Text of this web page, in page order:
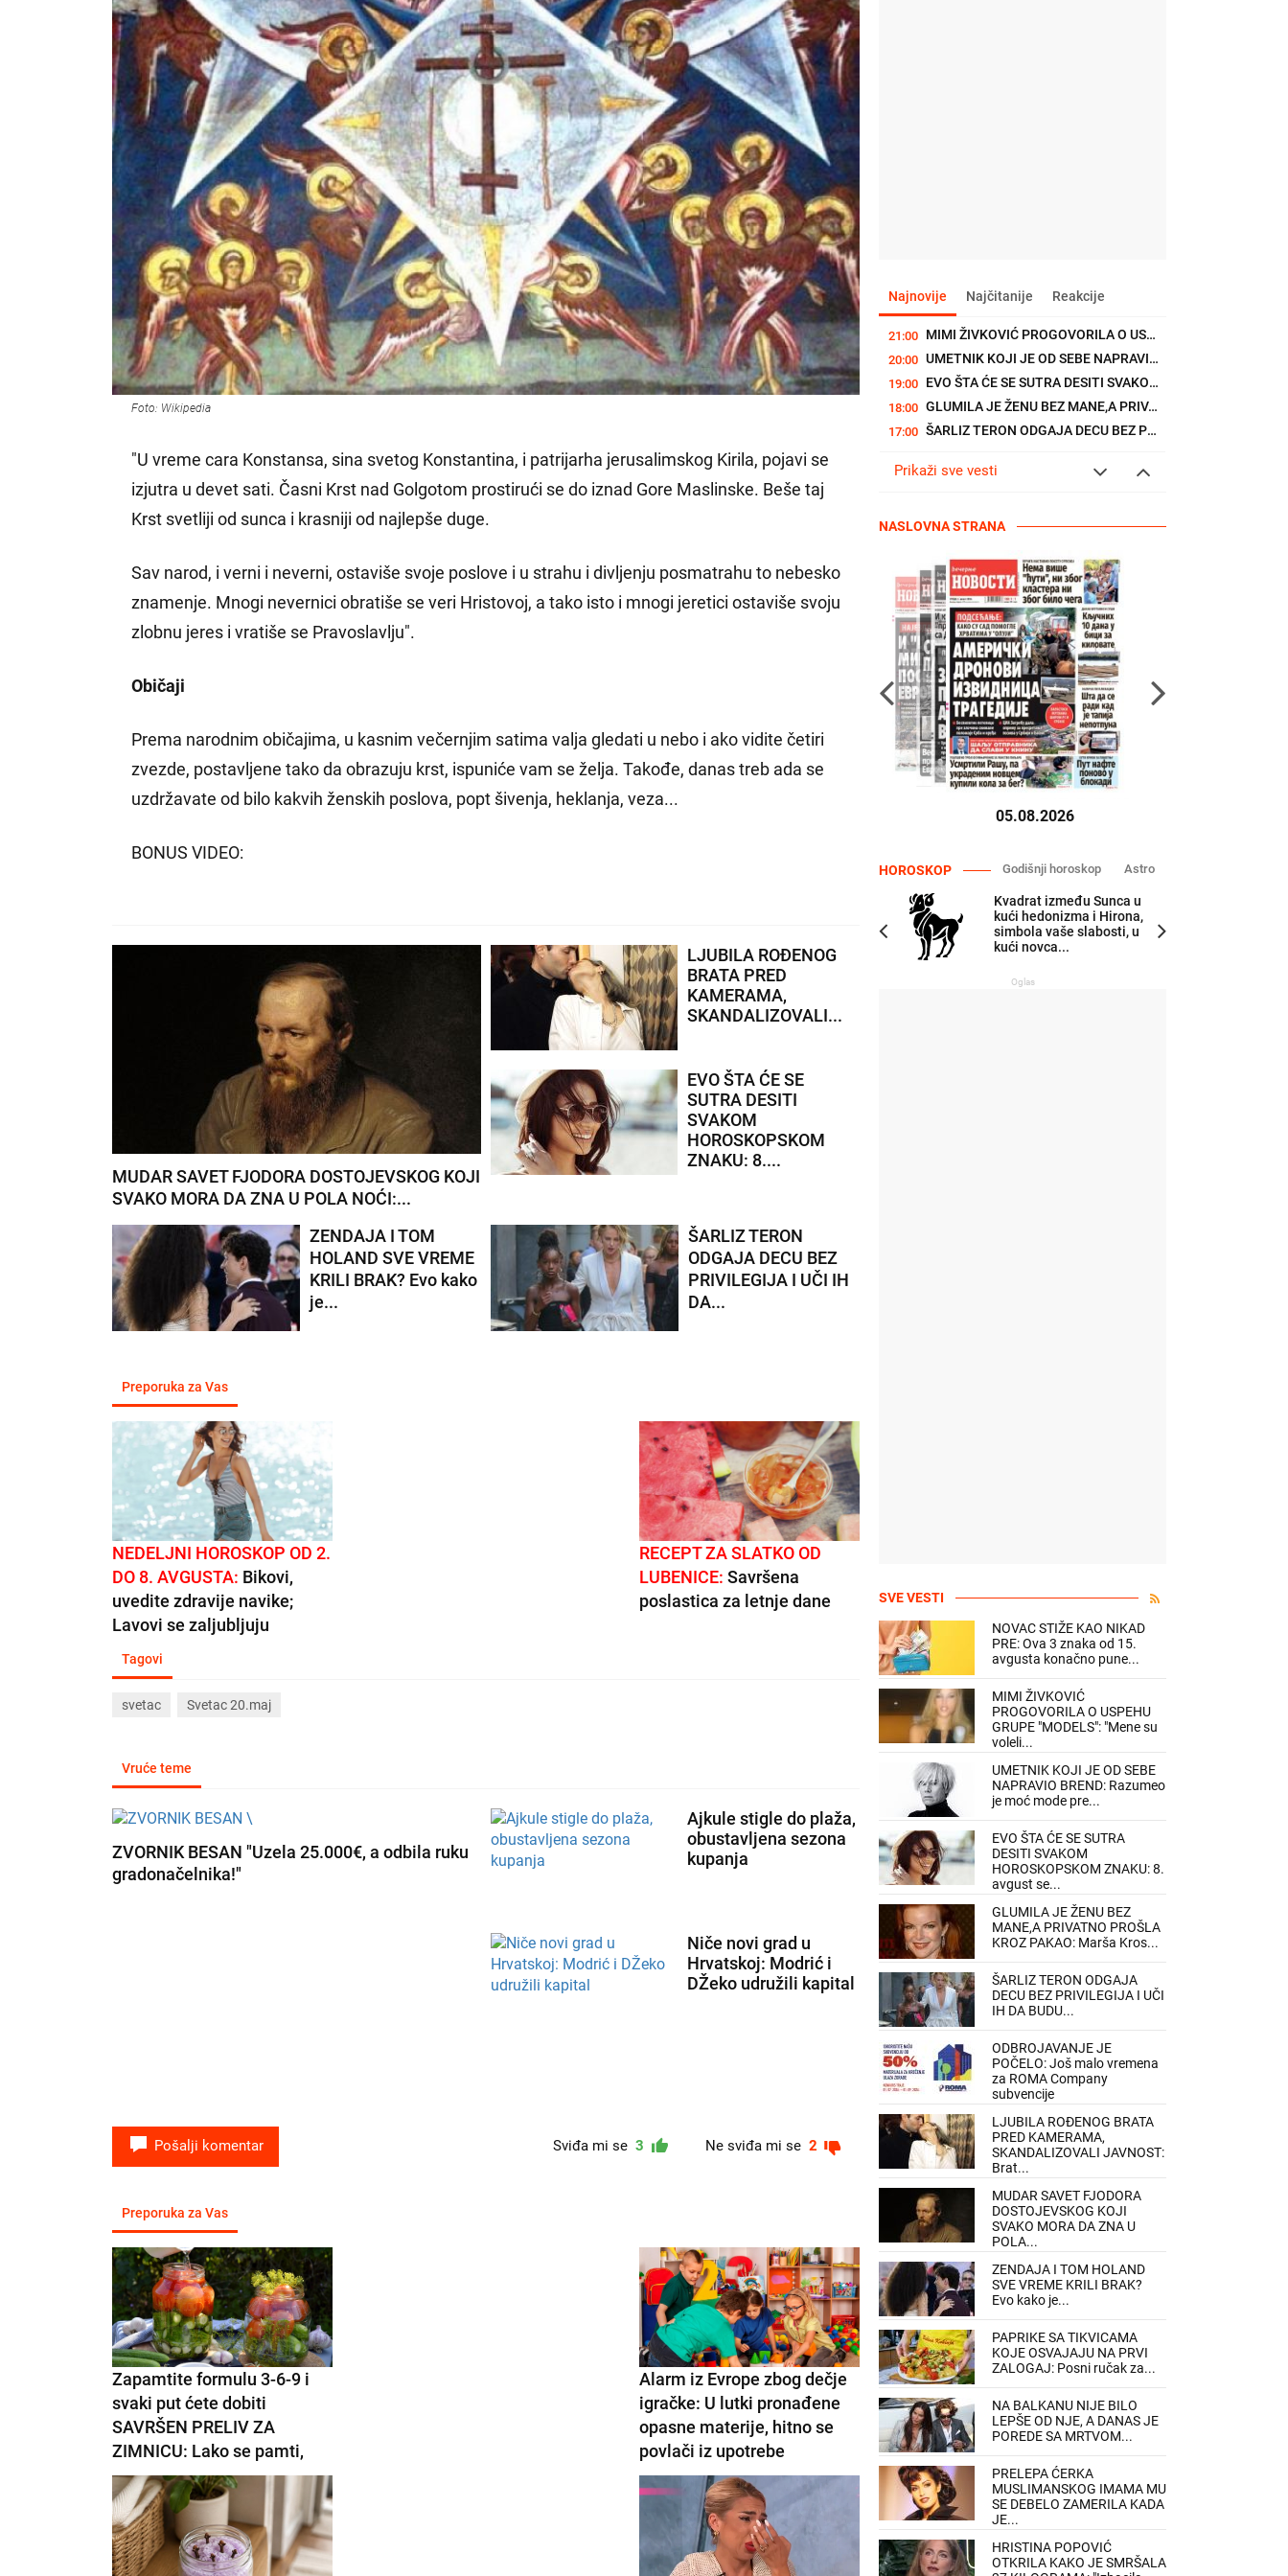
Foto: Wikipedia
"U vreme cara Konstansa, sina svetog Konstantina, i patrijarha jerusalimskog Kirila, pojavi se
izjutra u devet sati. Časni Krst nad Golgotom prostirući se do iznad Gore Maslinske. Beše taj
Krst svetliji od sunca i krasniji od najlepše duge.
Sav narod, i verni i neverni, ostaviše svoje poslove i u strahu i divljenju posmatrahu to nebesko
znamenje. Mnogi nevernici obratiše se veri Hristovoj, a tako isto i mnogi jeretici ostaviše svoju
zlobnu jeres i vratiše se Pravoslavlju".
Običaji
Prema narodnim običajima, u kasnim večernjim satima valja gledati u nebo i ako vidite četiri
zvezde, postavljene tako da obrazuju krst, ispuniće vam se želja. Takođe, danas treb ada se
uzdržavate od bilo kakvih ženskih poslova, popt šivenja, heklanja, veza...
BONUS VIDEO:
MUDAR SAVET FJODORA DOSTOJEVSKOG KOJI
SVAKO MORA DA ZNA U POLA NOĆI:...
LJUBILA ROĐENOG
BRATA PRED
KAMERAMA,
SKANDALIZOVALI...
EVO ŠTA ĆE SE
SUTRA DESITI
SVAKOM
HOROSKOPSKOM
ZNAKU: 8....
ZENDAJA I TOM
HOLAND SVE VREME
KRILI BRAK? Evo kako
je...
ŠARLIZ TERON
ODGAJA DECU BEZ
PRIVILEGIJA I UČI IH
DA...
Preporuka za Vas
NEDELJNI HOROSKOP OD 2.
DO 8. AVGUSTA: Bikovi,
uvedite zdravije navike;
Lavovi se zaljubljuju
RECEPT ZA SLATKO OD
LUBENICE: Savršena
poslastica za letnje dane
Tagovi
svetac Svetac 20.maj
Vruće teme
ZVORNIK BESAN "Uzela 25.000€, a odbila ruku
gradonačelnika!"
Ajkule stigle do plaža,
obustavljena sezona
kupanja
Niče novi grad u
Hrvatskoj: Modrić i
DŽeko udružili kapital
Pošalji komentar Sviđa mi se 3 Ne sviđa mi se 2
Preporuka za Vas
Zapamtite formulu 3-6-9 i
svaki put ćete dobiti
SAVRŠEN PRELIV ZA
ZIMNICU: Lako se pamti,
štedi vreme, krastavci ostaju
hrskavi, a paradajz ne puca
Alarm iz Evrope zbog dečje
igračke: U lutki pronađene
opasne materije, hitno se
povlači iz upotrebe
Najnovije Najčitanije Reakcije
21:00 MIMI ŽIVKOVIĆ PROGOVORILA O USPEHU GRUPE "MODELS": "Mene su voleli...
20:00 UMETNIK KOJI JE OD SEBE NAPRAVIO BREND: Razumeo je moć mode pre...
19:00 EVO ŠTA ĆE SE SUTRA DESITI SVAKOM HOROSKOPSKOM ZNAKU: 8. avgust se...
18:00 GLUMILA JE ŽENU BEZ MANE,A PRIVATNO PROŠLA KROZ PAKAO: Marša Kros...
17:00 ŠARLIZ TERON ODGAJA DECU BEZ PRIVILEGIJA I UČI IH DA BUDU...
Prikaži sve vesti
NASLOVNA STRANA
05.08.2026
HOROSKOP Godišnji horoskop Astro
sukobe sa...
Kvadrat između Sunca u
kući hedonizma i Hirona,
simbola vaše slabosti, u
kući novca...
Oglas
SVE VESTI
NOVAC STIŽE KAO NIKAD
PRE: Ova 3 znaka od 15.
avgusta konačno pune...
MIMI ŽIVKOVIĆ
PROGOVORILA O USPEHU
GRUPE "MODELS": "Mene su
voleli...
UMETNIK KOJI JE OD SEBE
NAPRAVIO BREND: Razumeo
je moć mode pre...
EVO ŠTA ĆE SE SUTRA
DESITI SVAKOM
HOROSKOPSKOM ZNAKU: 8.
avgust se...
GLUMILA JE ŽENU BEZ
MANE,A PRIVATNO PROŠLA
KROZ PAKAO: Marša Kros...
ŠARLIZ TERON ODGAJA
DECU BEZ PRIVILEGIJA I UČI
IH DA BUDU...
ODBROJAVANJE JE
POČELO: Još malo vremena
za ROMA Company
subvencije
LJUBILA ROĐENOG BRATA
PRED KAMERAMA,
SKANDALIZOVALI JAVNOST:
Brat...
MUDAR SAVET FJODORA
DOSTOJEVSKOG KOJI
SVAKO MORA DA ZNA U
POLA...
ZENDAJA I TOM HOLAND
SVE VREME KRILI BRAK?
Evo kako je...
PAPRIKE SA TIKVICAMA
KOJE OSVAJAJU NA PRVI
ZALOGAJ: Posni ručak za...
NA BALKANU NIJE BILO
LEPŠE OD NJE, A DANAS JE
POREDE SA MRTVOM...
PRELEPA ĆERKA
MUSLIMANSKOG IMAMA MU
SE DEBELO ZAMERILA KADA
JE...
HRISTINA POPOVIĆ
OTKRILA KAKO JE SMRŠALA